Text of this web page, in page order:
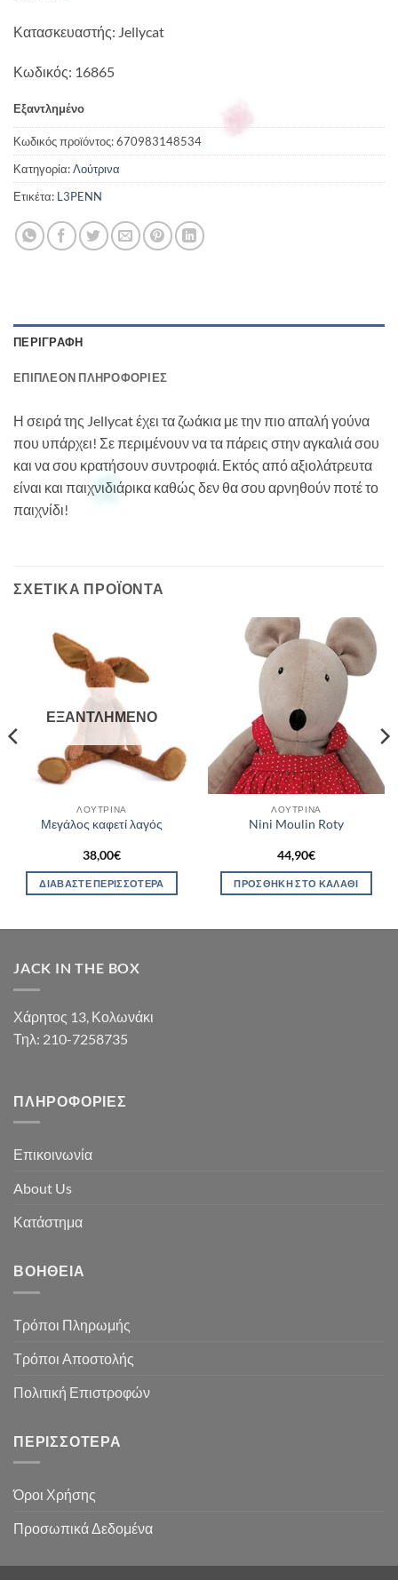
Κατασκευαστής: Jellycat
Κωδικός: 16865
Εξαντλημένο
Κωδικός προϊόντος:670983148534
Κατηγορία:Λούτρινα
Ετικέτα: L3PENN
ΠΕΡΙΓΡΑΦΉ
ΕΠΙΠΛΈΟΝ ΠΛΗΡΟΦΟΡΊΕΣ
Η σειρά της Jellycat έχει τα ζωάκια με την πιο απαλή γούνα
που υπάρχει! Σε περιμένουν να τα πάρεις στην αγκαλιά σου
και να σου κρατήσουν συντροφιά. Εκτός από αξιολάτρευτα
είναι και παιχνιδιάρικα καθώς δεν θα σου αρνηθούν ποτέ το
παιχνίδι!
ΣΧΕΤΙΚΆ ΠΡΟΪΌΝΤΑ
ΕΞΑΝΤΛΗΜΈΝΟ
ΛΟΎΤΡΙΝΑ
Μεγάλος καφετί λαγός
38,00€
ΔΙΑΒΆΣΤΕ ΠΕΡΙΣΣΌΤΕΡΑ
ΛΟΎΤΡΙΝΑ
Nini Moulin Roty
44,90€
ΠΡΟΣΘΉΚΗ ΣΤΟ ΚΑΛΆΘΙ
JACK IN THE BOX
Χάρητος 13, Κολωνάκι
Τηλ: 210-7258735
ΠΛΗΡΟΦΟΡΊΕΣ
Επικοινωνία
About Us
Κατάστημα
ΒΟΉΘΕΙΑ
Τρόποι Πληρωμής
Τρόποι Αποστολής
Πολιτική Επιστροφών
ΠΕΡΙΣΣΌΤΕΡΑ
Όροι Χρήσης
Προσωπικά Δεδομένα